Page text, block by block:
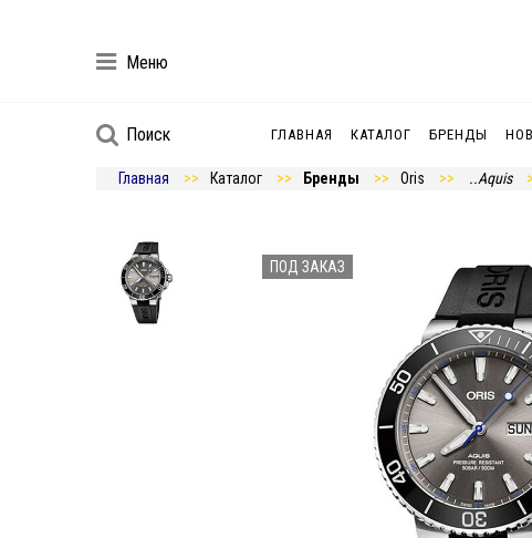
Меню
Поиск ГЛАВНАЯ КАТАЛОГ БРЕНДЫ
Главная Каталог Бренды Oris ..Aquis
ПОД ЗАКАЗ